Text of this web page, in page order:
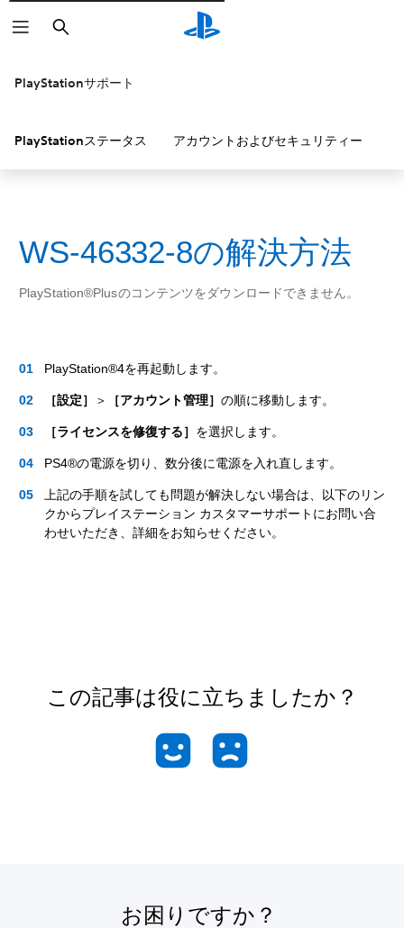
検
索
PlayStationサポート
PlayStationステータス アカウントおよびセキュリティー
WS-46332-8の解決方法
PlayStation®Plusのコンテンツをダウンロードできません。
PlayStation®4を再起動します。
［設定］ ＞ ［アカウント管理］ の順に移動します。
［ライセンスを修復する］ を選択します。
PS4®の電源を切り、数分後に電源を入れ直します。
上記の手順を試しても問題が解決しない場合は、以下のリン
クからプレイステーション カスタマーサポートにお問い合
わせいただき、詳細をお知らせください。
この記事は役に立ちましたか？
お困りですか？